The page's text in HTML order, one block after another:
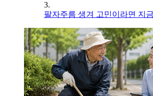
3.
팔자주름 생겨 고민이라면 지